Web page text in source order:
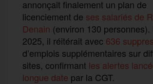
annonçait finalement un plan de
licenciement de ses salariés de
Denain (environ 130 personnes).
2025, il réitérait avec 636
d’emplois supplémentaires sur
sites, confirmant les alertes
longue date par la CGT.